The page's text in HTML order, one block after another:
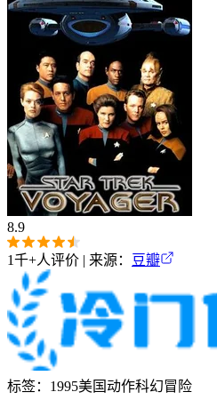
8.9
1千+人评价 | 来源： 豆瓣
标签： 1995美国动作科幻冒险